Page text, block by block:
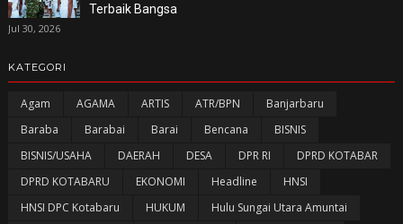
Terbaik Bangsa
Jul 30, 2026
KATEGORI
Agam AGAMA ARTIS ATR/BPN
Banjarbaru
Baraba
Barabai Barai Bencana
BISNIS
BISNIS/USAHA
DAERAH DESA DPR RI
DPRD KOTABAR
DPRD KOTABARU
EKONOMI Headline
HNSI
HNSI DPC Kotabaru
HUKUM
Hulu Sungai Utara Amuntai